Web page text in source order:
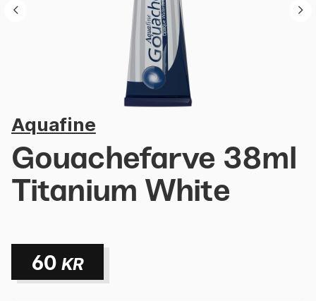
Aquafine
Gouachefarve 38ml
Titanium White
60 KR